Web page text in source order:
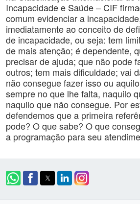
Incapacidade e Saúde – CIF
comum evidenciar a
imediatamente ao conceito de
de incapacidade, ou seja: tem
de mais atenção; é dependente,
precisar de ajuda; que não pode
outros; tem mais dificuldade; vai
não consegue fazer isso ou
sempre no que lhe falta, naquilo
naquilo que não consegue. Por
defendemos que a primeira
pode? O que sabe? O que
a programação para seu